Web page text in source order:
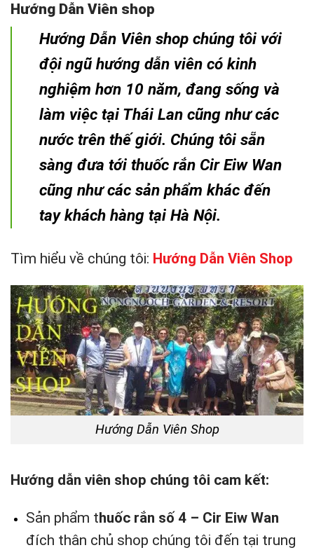
Hướng Dẫn Viên shop
Hướng Dẫn Viên shop chúng tôi với
đội ngũ hướng dẫn viên có kinh
nghiệm hơn 10 năm, đang sống và
làm việc tại Thái Lan cũng như các
nước trên thế giới. Chúng tôi sẵn
sàng đưa tới thuốc rắn Cir Eiw Wan
cũng như các sản phẩm khác đến
tay khách hàng tại Hà Nội.
Tìm hiểu về chúng tôi: Hướng Dẫn Viên Shop
Hướng Dẫn Viên Shop
Hướng dẫn viên shop chúng tôi cam kết:
Sản phẩm thuốc rắn số 4 – Cir Eiw Wan
đích thân chủ shop chúng tôi đến tại trung